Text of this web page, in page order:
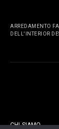
ARREDAMENTO
DELL'INTERIOR
CHI SIAMO